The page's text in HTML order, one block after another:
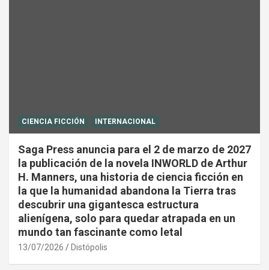
CIENCIA FICCIÓN INTERNACIONAL
Saga Press anuncia para el 2 de marzo de 2027
la publicación de la novela INWORLD de Arthur
H. Manners, una historia de ciencia ficción en
la que la humanidad abandona la Tierra tras
descubrir una gigantesca estructura
alienígena, solo para quedar atrapada en un
mundo tan fascinante como letal
13/07/2026 Distópolis